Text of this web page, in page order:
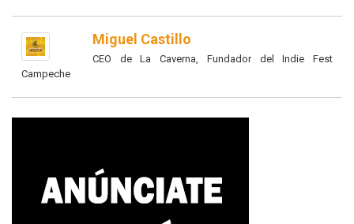
Miguel Castillo
CEO de La Caverna, Fundador del Indie Fest
Campeche